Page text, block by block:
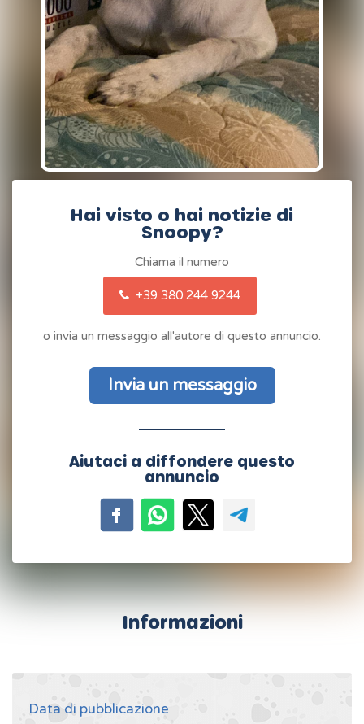
Hai visto o hai notizie di
Snoopy?
Chiama il numero
+39 380 244 9244
o invia un messaggio all'autore di questo annuncio.
Invia un messaggio
Aiutaci a diffondere questo
annuncio
Informazioni
Data di pubblicazione